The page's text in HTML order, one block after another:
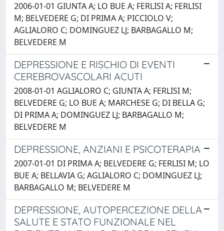
2006-01-01 GIUNTA A; LO BUE A; FERLISI A; FERLISI
M; BELVEDERE G; DI PRIMA A; PICCIOLO V;
AGLIALORO C; DOMINGUEZ LJ; BARBAGALLO M;
BELVEDERE M
DEPRESSIONE E RISCHIO DI EVENTI
CEREBROVASCOLARI ACUTI
2008-01-01 AGLIALORO C; GIUNTA A; FERLISI M;
BELVEDERE G; LO BUE A; MARCHESE G; DI BELLA G;
DI PRIMA A; DOMINGUEZ LJ; BARBAGALLO M;
BELVEDERE M
DEPRESSIONE, ANZIANI E PSICOTERAPIA
2007-01-01 DI PRIMA A; BELVEDERE G; FERLISI M; LO
BUE A; BELLAVIA G; AGLIALORO C; DOMINGUEZ LJ;
BARBAGALLO M; BELVEDERE M
DEPRESSIONE, AUTOPERCEZIONE DELLA
SALUTE E STATO FUNZIONALE NEL